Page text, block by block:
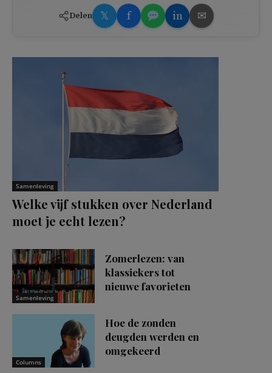
Delen 𝕏 f in ✉
Samenleving
Welke vijf stukken over Nederland
moet je echt lezen?
Samenleving
Zomerlezen: van
klassiekers tot
nieuwe favorieten
Columns
Hoe de zonden
deugden werden en
omgekeerd